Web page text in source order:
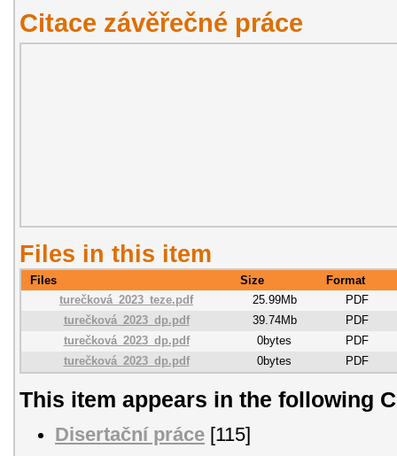
Citace závěřečné práce
Files in this item
Files Size
Format
turečková_2023_teze.pdf
25.99Mb
PDF
turečková_2023_dp.pdf
39.74Mb
PDF
turečková_2023_dp.pdf
0bytes
PDF
turečková_2023_dp.pdf
0bytes PDF
This item appears in the following
Disertační práce [115]